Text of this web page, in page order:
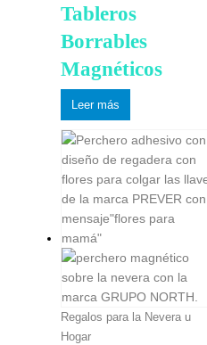
Tableros
Borrables
Magnéticos
Leer más
Regalos para la Nevera u
Hogar